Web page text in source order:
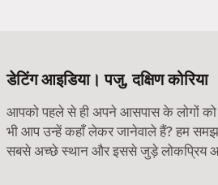
डेटिंग आइडिया। पजु, दक्षिण कोरिया
आपको पहले से ही अपने आसपास के लोगों
भी आप उन्हें कहाँ लेकर जानेवाले हैं? हम
सबसे अच्छे स्थान और इससे जुड़े लोकप्रिय